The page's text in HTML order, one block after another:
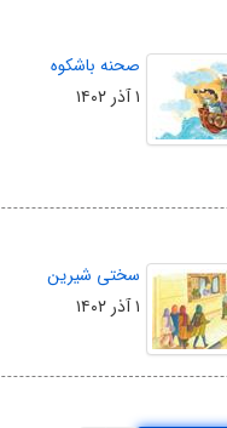
صحنه باشکوه
۱ آذر ۱۴۰۲
سختی شیرین
۱ آذر ۱۴۰۲